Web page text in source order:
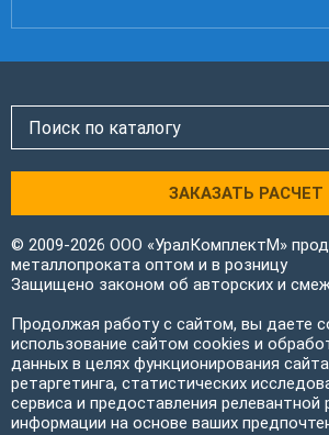
ЗАКАЗАТЬ РАСЧЕТ
© 2009-2026 ООО «УралКомплектМ»
металлопроката оптом и в розницу
Защищено законом об авторских и
Продолжая работу с сайтом, вы даете
использование сайтом cookies и
данных в целях функционирования
ретаргетинга, статистических
сервиса и предоставления релевантной
информации на основе ваших